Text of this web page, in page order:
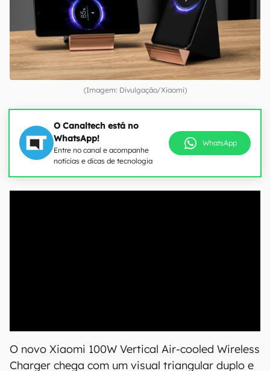
(Imagem: Divulgação/Xiaomi)
O Canaltech está no
WhatsApp!
Entre no canal e acompanhe
notícias e dicas de tecnologia
WhatsApp
O novo Xiaomi 100W Vertical Air-cooled Wireless
Charger chega com um visual triangular duplo e